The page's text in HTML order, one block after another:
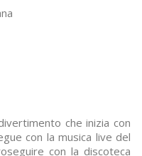
che inizia con
con la musica live del
con la discoteca